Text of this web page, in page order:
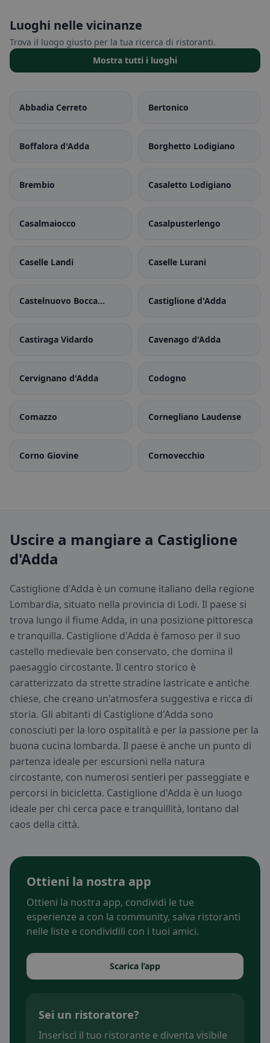
Luoghi nelle vicinanze
Trova il luogo giusto per la tua ricerca di ristoranti.
Mostra tutti i luoghi
Abbadia Cerreto Bertonico
Boffalora d'Adda Borghetto Lodigiano
Brembio Casaletto Lodigiano
Casalmaiocco Casalpusterlengo
Caselle Landi Caselle Lurani
Castelnuovo Bocca
Castiglione d'Adda
Castiraga Vidardo Cavenago d'Adda
Cervignano d'Adda Codogno
Comazzo Cornegliano Laudense
Corno Giovine Cornovecchio
Uscire a mangiare a Castiglione
d'Adda
Castiglione d'Adda è un comune italiano della regione
Lombardia, situato nella provincia di Lodi. Il paese si
trova lungo il fiume Adda, in una posizione pittoresca
e tranquilla. Castiglione d'Adda è famoso per il suo
castello medievale ben conservato, che domina il
paesaggio circostante. Il centro storico è
caratterizzato da strette stradine lastricate e antiche
chiese, che creano un'atmosfera suggestiva e ricca di
storia. Gli abitanti di Castiglione d'Adda sono
conosciuti per la loro ospitalità e per la passione per la
buona cucina lombarda. Il paese è anche un punto di
partenza ideale per escursioni nella natura
circostante, con numerosi sentieri per passeggiate e
percorsi in bicicletta. Castiglione d'Adda è un luogo
ideale per chi cerca pace e tranquillità, lontano dal
caos della città.
Ottieni la nostra app
Ottieni la nostra app, condividi le tue
esperienze a con la community, salva ristoranti
nelle liste e condividili con i tuoi amici.
Scarica l’app
Sei un ristoratore?
Inserisci il tuo ristorante e diventa visibile